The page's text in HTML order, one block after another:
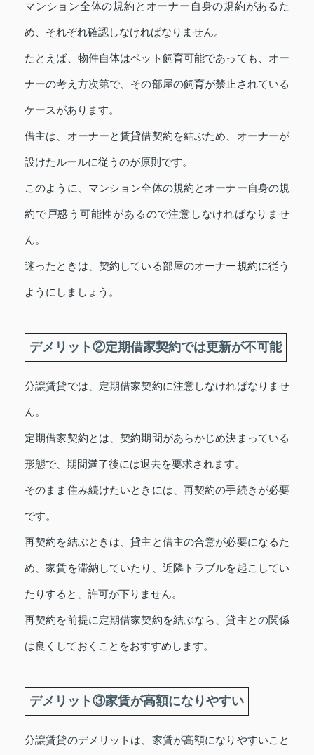
マンション全体の規約とオーナー自身の規約があるた
め、それぞれ確認しなければなりません。
たとえば、物件自体はペット飼育可能であっても、オー
ナーの考え方次第で、その部屋の飼育が禁止されている
ケースがあります。
借主は、オーナーと賃貸借契約を結ぶため、オーナーが
設けたルールに従うのが原則です。
このように、マンション全体の規約とオーナー自身の規
約で戸惑う可能性があるので注意しなければなりませ
ん。
迷ったときは、契約している部屋のオーナー規約に従う
ようにしましょう。
デメリット②定期借家契約では更新が不可能
分譲賃貸では、定期借家契約に注意しなければなりませ
ん。
定期借家契約とは、契約期間があらかじめ決まっている
形態で、期間満了後には退去を要求されます。
そのまま住み続けたいときには、再契約の手続きが必要
です。
再契約を結ぶときは、貸主と借主の合意が必要になるた
め、家賃を滞納していたり、近隣トラブルを起こしてい
たりすると、許可が下りません。
再契約を前提に定期借家契約を結ぶなら、貸主との関係
は良くしておくことをおすすめします。
デメリット③家賃が高額になりやすい
分譲賃貸のデメリットは、家賃が高額になりやすいこと